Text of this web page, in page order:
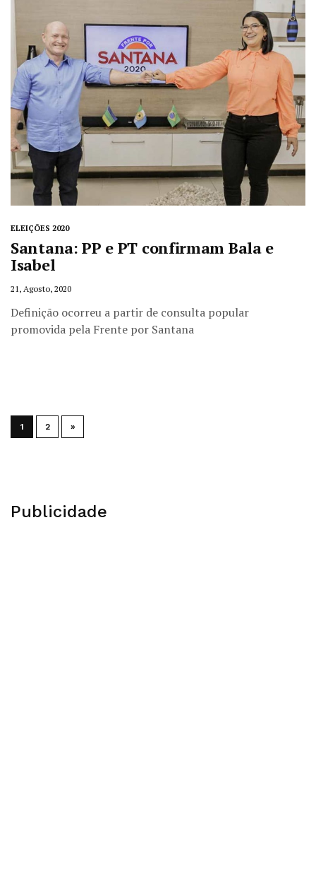
ELEIÇÕES 2020
Santana: PP e PT confirmam Bala e
Isabel
21, Agosto, 2020
Definição ocorreu a partir de consulta popular
promovida pela Frente por Santana
1 2 »
Publicidade